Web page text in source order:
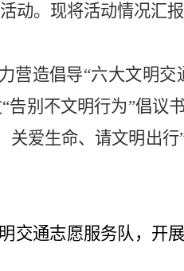
动。现将活动情况汇报
营造倡导“六大文明交
告别不文明行为”倡议
关爱生命、请文明出行
交通志愿服务队，开